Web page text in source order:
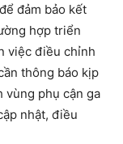
đảm bảo kết
hợp triển
việc điều chỉnh
thông báo kịp
vùng phụ cận ga
nhật, điều